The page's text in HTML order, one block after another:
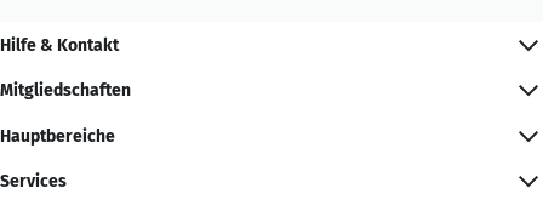
Hilfe & Kontakt
Mitgliedschaften
Hauptbereiche
Services